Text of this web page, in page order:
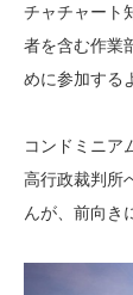
チャチャート
者を含む作業
めに参加する
コンドミニア
高行政裁判所
んが、前向き